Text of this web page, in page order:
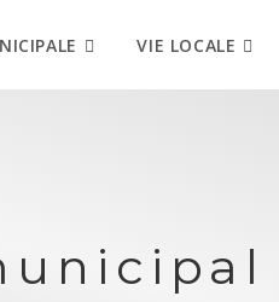
VIE LOCALE